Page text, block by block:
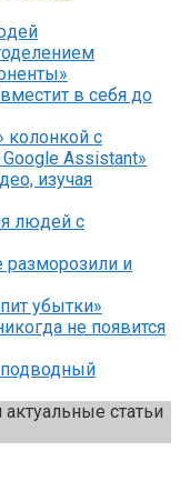
в себя до
колонкой с
Assistant»
изучая
людей с
и
убытки»
не появится
подводный
статьи